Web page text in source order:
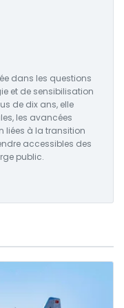
dans les questions
et de sensibilisation
de dix ans, elle
les avancées
liées à la transition
accessibles des
public.